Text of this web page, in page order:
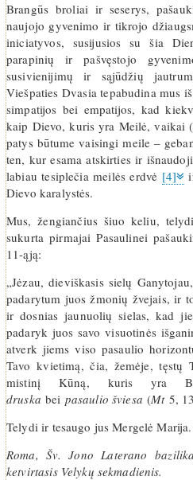
Brangūs broliai ir seserys,
naujojo gyvenimo ir tikrojo
iniciatyvos, susijusios su šia
parapinių ir pašvęstojo
susivienijimų ir sąjūdžių
Viešpaties Dvasia tepabudina mus
simpatijos bei empatijos, kad
kaip Dievo, kuris yra Meilė, vaikai
patys būtume vaisingi meile –
ten, kur esama atskirties ir
labiau tesiplečia meilės erdvė [4]
Dievo karalystės.
Mus, žengiančius šiuo keliu,
sukurta pirmajai Pasaulinei
11-ąją:
„Jėzau, dieviškasis sielų
padarytum juos žmonių žvejais, ir
ir dosnias jaunuolių sielas, kad
padaryk juos savo visuotinės
atverk jiems viso pasaulio
Tavo kvietimą, čia, žemėje, tęstų
mistinį Kūną, kuris yra
druska bei pasaulio šviesa (Mt5,
Telydi ir tesaugo jus Mergelė
Roma, Šv. Jono Laterano
ketvirtasis Velykų sekmadienis.